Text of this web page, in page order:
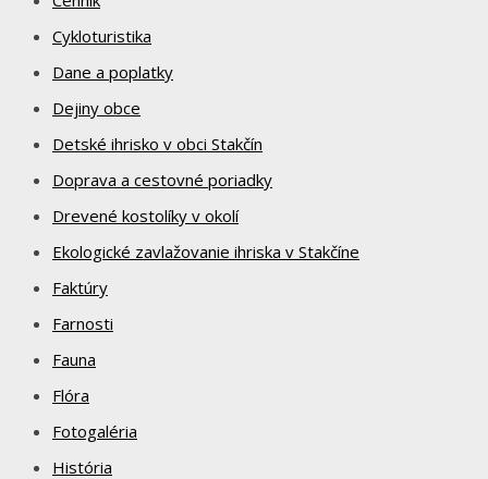
Cykloturistika
Dane a poplatky
Dejiny obce
Detské ihrisko v obci Stakčín
Doprava a cestovné poriadky
Drevené kostolíky v okolí
Ekologické zavlažovanie ihriska v Stakčíne
Faktúry
Farnosti
Fauna
Flóra
Fotogaléria
História